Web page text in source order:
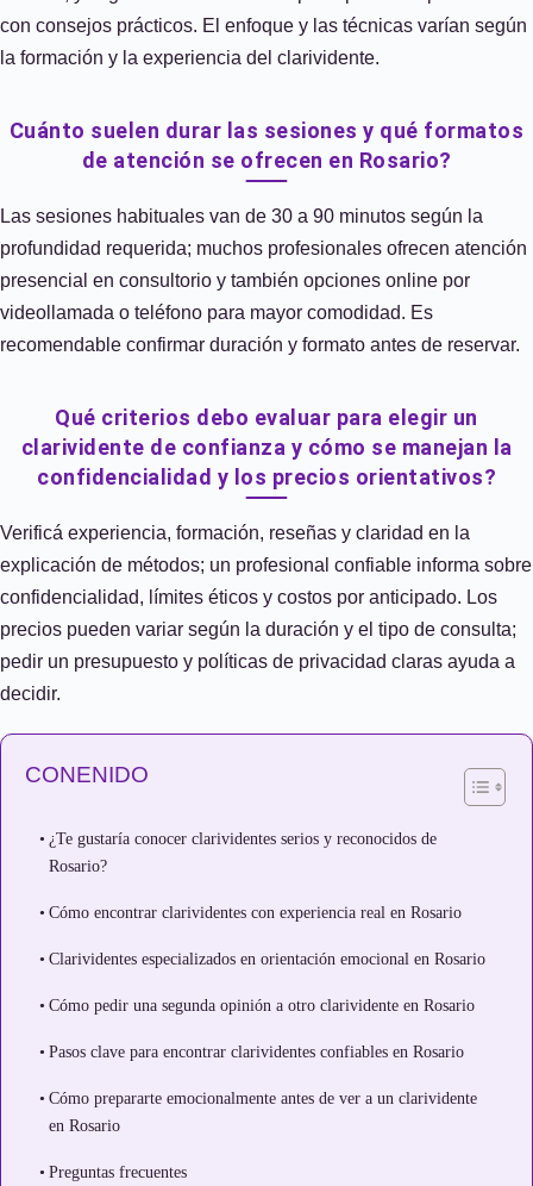
con consejos prácticos. El enfoque y las técnicas varían según
la formación y la experiencia del clarividente.
Cuánto suelen durar las sesiones y qué formatos
de atención se ofrecen en Rosario?
Las sesiones habituales van de 30 a 90 minutos según la
profundidad requerida; muchos profesionales ofrecen atención
presencial en consultorio y también opciones online por
videollamada o teléfono para mayor comodidad. Es
recomendable confirmar duración y formato antes de reservar.
Qué criterios debo evaluar para elegir un
clarividente de confianza y cómo se manejan la
confidencialidad y los precios orientativos?
Verificá experiencia, formación, reseñas y claridad en la
explicación de métodos; un profesional confiable informa sobre
confidencialidad, límites éticos y costos por anticipado. Los
precios pueden variar según la duración y el tipo de consulta;
pedir un presupuesto y políticas de privacidad claras ayuda a
decidir.
CONENIDO
¿Te gustaría conocer clarividentes serios y reconocidos de
Rosario?
Cómo encontrar clarividentes con experiencia real en Rosario
Clarividentes especializados en orientación emocional en Rosario
Cómo pedir una segunda opinión a otro clarividente en Rosario
Pasos clave para encontrar clarividentes confiables en Rosario
Cómo prepararte emocionalmente antes de ver a un clarividente
en Rosario
Preguntas frecuentes